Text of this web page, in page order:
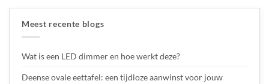
Meest recente blogs
Wat is een LED dimmer en hoe werkt deze?
Deense ovale eettafel: een tijdloze aanwinst voor jouw